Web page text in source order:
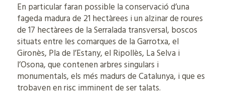
En particular faran possible la conservació d’una
fageda madura de 21 hectàrees i un alzinar de roures
de 17 hectàrees de la Serralada transversal, boscos
situats entre les comarques de la Garrotxa, el
Gironès, Pla de l’Estany, el Ripollès, La Selva i
l’Osona, que contenen arbres singulars i
monumentals, els més madurs de Catalunya, i que es
trobaven en risc imminent de ser talats.